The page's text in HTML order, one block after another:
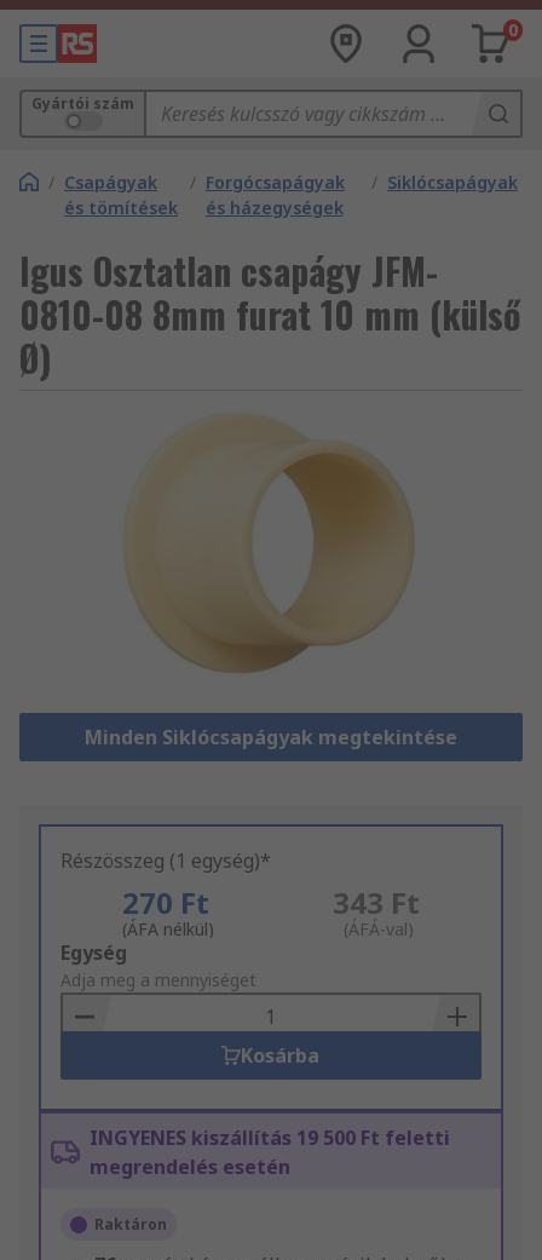
0
Gyártói szám
/ Csapágyak
és tömítések
/ Forgócsapágyak
és házegységek
/ Siklócsapágyak
Igus Osztatlan csapágy JFM-
0810-08 8mm furat 10 mm (külső
Ø)
Minden Siklócsapágyak megtekintése
Részösszeg (1 egység)*
270 Ft
(ÁFA nélkül)
343 Ft
(ÁFÁ-val)
Add
to
Basket
Egység
Adja meg a mennyiséget
Kosárba
INGYENES kiszállítás 19 500 Ft feletti
megrendelés esetén
Raktáron